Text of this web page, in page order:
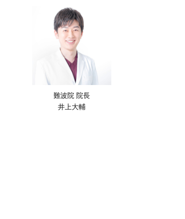
難波院 院長
井上大輔